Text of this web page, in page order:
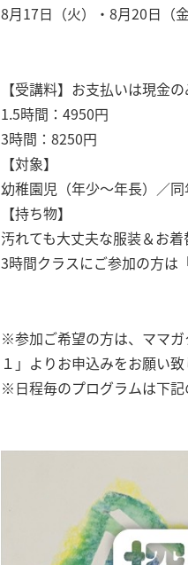
8月17日（火）・8月20日（
【受講料】お支払いは現金の
1.5時間：4950円
3時間：8250円
【対象】
幼稚園児（年少〜年長）／
【持ち物】
汚れても大丈夫な服装＆お
3時間クラスにご参加の方は
※参加ご希望の方は、ママ
１」よりお申込みをお願い致
※日程毎のプログラムは下